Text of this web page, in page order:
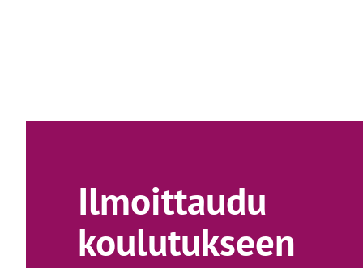
Ilmoittaudu
koulutukseen